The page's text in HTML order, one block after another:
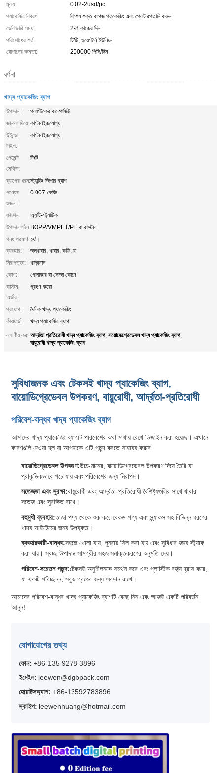
মূল্য:
0.02-2usd/pc
প্যাকেজিং বিবরণ:
বিশেষ শক্ত কাগজ প্যাকেজিং এবং প্লেট রপ্তানি করুন
ডেলিভারি সময়:
2-8 কাজের দিন
পরিশোধের শর্ত:
টি/টি, ওয়েস্টার্ন ইউনিয়ন
যোগানের ক্ষমতা:
200000 পিসি/দিন
বর্ণনা
খাদ্য প্যাকেজিং ব্যাগ
উপাদান:
প্লাস্টিকের কম্পোজিট
জানালা দিয়ে:কাস্টমাইজযোগ্য
উইন্ডো
টাইপ:
কাস্টমাইজযোগ্য
পেমেন্ট
মেথিড:
টি/টি
ব্যাগের ধরন:স্ট্যান্ডিং জিপার ব্যাগ
পণ্যের
ওজন:
0.007 কেজি
ফাংশন:
অ্যান্টি-স্ট্যাটিক
উপাদান গঠন:BOPP/VMPET/PE বা কাস্টম
গন্ধ প্রমাণ:হ্যাঁ।
ব্যবহার:
জলখাবার, খাবার, কফি, চা
নিরাপত্তা:
খাদ্যমান
কোণ:
গোলাকার বা সোজা কোণে
কাস্টম
অর্ডার:
গ্রহণ করো
প্রয়োগ:
দৈনিক খাদ্য প্যাকেজিং
কীওয়ার্ড:
খাদ্য প্যাকেজিং ব্যাগ
লক্ষণীয় করা:আর্দ্রতা প্রতিরোধী খাদ্য প্যাকেজিং ব্যাগ, বায়োডেগ্রেডেবল খাদ্য প্যাকেজিং ব্যাগ,
বায়ুরোধী খাদ্য প্যাকেজিং ব্যাগ
সুবিধাজনক এবং টেকসই খাদ্য প্যাকেজিং ব্যাগ,
বায়োডিগ্রেডেবল উপকরণ, বায়ুরোধী, আর্দ্রতা-প্রতিরোধী
পরিবেশ-বান্ধব খাদ্য প্যাকেজিং ব্যাগ
আমাদের খাদ্য প্যাকেজিং ব্যাগটি পরিবেশের কথা মাথায় রেখে ডিজাইন করা হয়েছে। এখানে
কারণগুলি দেওয়া হল যা আপনাকে এটি পছন্দ করতে সাহায্য করবে:
বায়োডিগ্রেডেবল উপকরণ:উচ্চ-মানের, বায়োডিগ্রেডেবল উপকরণ দিয়ে তৈরি যা
প্রাকৃতিকভাবে পচে যায় এবং পরিবেশের জন্য নিরাপদ।
সতেজতা এবং সুরক্ষা:বায়ুরোধী এবং আর্দ্রতা-প্রতিরোধী বৈশিষ্ট্যগুলির সাথে খাবার
সতেজ এবং সুরক্ষিত রাখে।
বহুমুখী ব্যবহার:তাজা পণ্য থেকে শুরু করে বেকড পণ্য এবং স্ন্যাকস সহ বিভিন্ন ধরণের
খাদ্য আইটেমের জন্য উপযুক্ত।
ব্যবহারকারী-বান্ধব:সহজে খোলা যায়, পুনরায় সিল করা যায় এবং সুবিধার জন্য স্ট্যাক
করা যায়। স্বচ্ছ উপাদান সামগ্রীর সহজ সনাক্তকরণের অনুমতি দেয়।
পরিবেশ-সচেতন পছন্দ:টেকসই অনুশীলনকে সমর্থন করে এবং প্লাস্টিক বর্জ্য হ্রাস করে,
যা একটি পরিচ্ছন্ন, সবুজ গ্রহের জন্য অবদান রাখে।
আমাদের পরিবেশ-বান্ধব খাদ্য প্যাকেজিং ব্যাগটি বেছে নিন এবং আজই একটি পরিবর্তন
আনুন!
যোগাযোগের তথ্য
ফোন: +86-135 9278 3896
ইমেইল: leewen@dgbpack.com
হোয়াটসঅ্যাপ: +86-13592783896
স্কাইপ: leewenhuang@hotmail.com